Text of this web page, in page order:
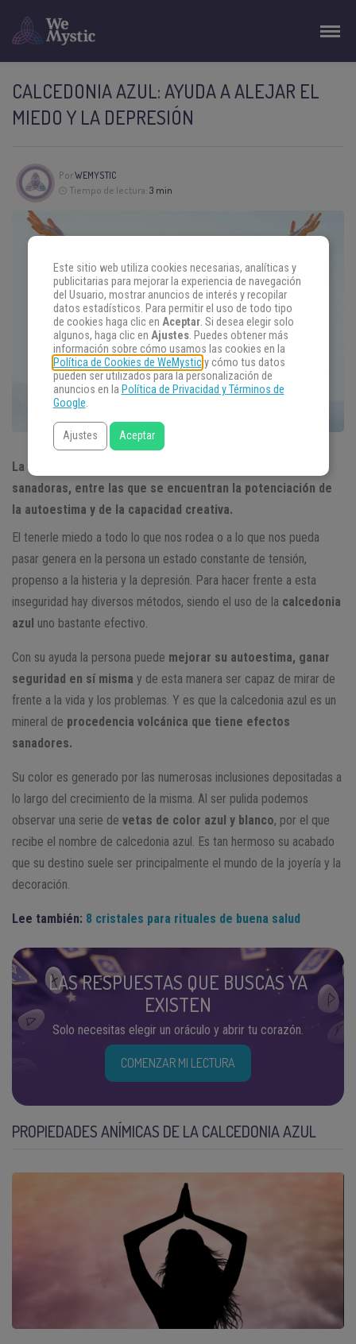
CALCEDONIA AZUL: AYUDA A ALEJAR EL
MIEDO Y LA DEPRESIÓN
PorWEMYSTIC
Tiempo de lectura: 3 min
La calcedonia azul es una piedra con propiedades
sanadoras, entre las que se encuentran la potenciación de
la autoestima y de la capacidad creativa.
El tenerle miedo a todo lo que nos rodea o a lo que nos pueda
pasar genera en la persona un estado constante de tensión,
propenso a la histeria y la depresión. Para hacer frente a esta
inseguridad hay diversos métodos, siendo el uso de la calcedonia
azul uno bastante efectivo.
Con su ayuda la persona puede mejorar su autoestima, ganar
seguridad en sí misma y de esta manera ser capaz de mirar de
frente a la vida y los problemas. Y es que la calcedonia azul es un
mineral de procedencia volcánica que tiene efectos
sanadores.
Su color es generado por las numerosas inclusiones depositadas a
lo largo del crecimiento de la misma. Al ser pulida podemos
observar una serie de vetas de color azul y blanco, por el que
recibe el nombre de calcedonia azul. Es tan hermoso su acabado
que su destino suele ser principalmente el mundo de la joyería y la
decoración.
Lee también: 8 cristales para rituales de buena salud
LAS RESPUESTAS QUE BUSCAS YA
EXISTEN
Solo necesitas elegir un oráculo y abrir tu corazón.
COMENZAR MI LECTURA
PROPIEDADES ANÍMICAS DE LA CALCEDONIA AZUL
Este sitio web utiliza cookies necesarias, analíticas y
publicitarias para mejorar la experiencia de navegación
del Usuario, mostrar anuncios de interés y recopilar
datos estadísticos. Para permitir el uso de todo tipo
de cookies haga clic en Aceptar. Si desea elegir solo
algunos, haga clic en Ajustes. Puedes obtener más
información sobre cómo usamos las cookies en la
Política de Cookies de WeMysticy cómo tus datos
pueden ser utilizados para la personalización de
anuncios en la Política de Privacidad y Términos de
Google.
Ajustes Aceptar